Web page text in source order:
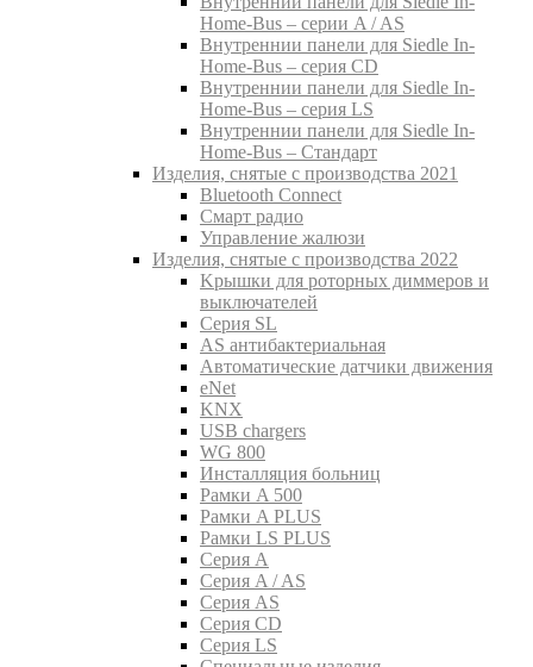
Home-Bus – серии A / AS
Внутреннии панели для Siedle In-
Home-Bus – серия CD
Внутреннии панели для Siedle In-
Home-Bus – серия LS
Внутреннии панели для Siedle In-
Home-Bus – Стандарт
Изделия, снятые с производства 2021
Bluetooth Connect
Смарт радио
Управление жалюзи
Изделия, снятые с производства 2022
Kрышки для роторных диммеров и
выключателей
Серия SL
AS антибактериальная
Aвтоматические датчики движения
eNet
KNX
USB chargers
WG 800
Инсталляция больниц
Рамки A 500
Рамки A PLUS
Рамки LS PLUS
Серия A
Серия A / AS
Серия AS
Серия CD
Серия LS